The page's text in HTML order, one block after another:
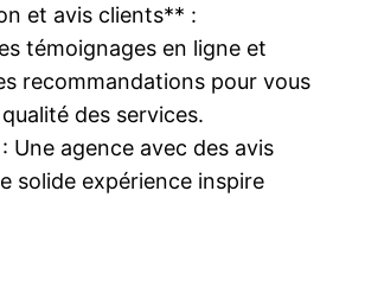
et avis clients** :
témoignages en ligne et
recommandations pour vous
des services.
Une agence avec des avis
solide expérience inspire